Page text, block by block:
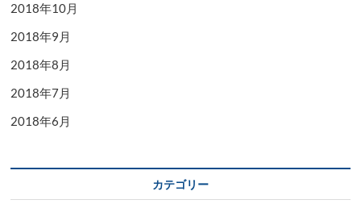
2018年10月
2018年9月
2018年8月
2018年7月
2018年6月
カテゴリー